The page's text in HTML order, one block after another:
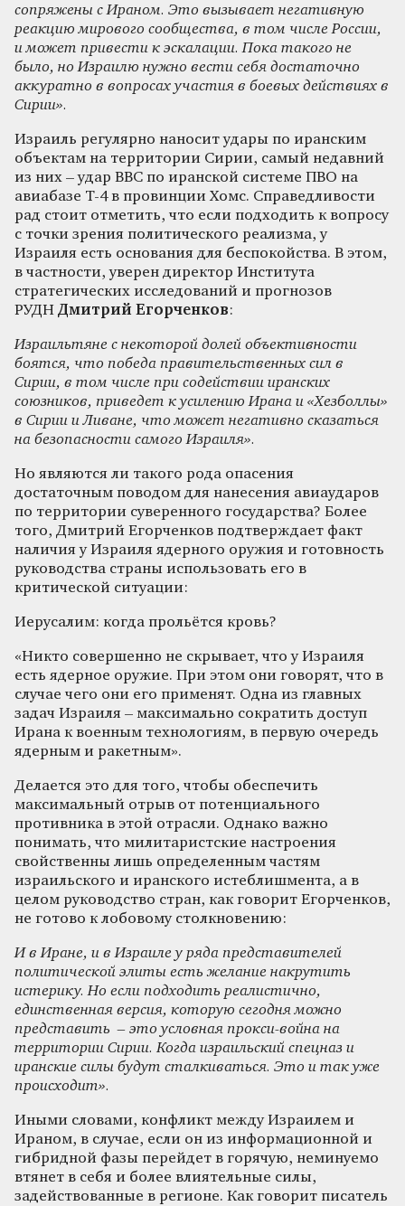
сопряжены с Ираном. Это вызывает негативную
реакцию мирового сообщества, в том числе России,
и может привести к эскалации. Пока такого не
было, но Израилю нужно вести себя достаточно
аккуратно в вопросах участия в боевых действиях в
Сирии».
Израиль регулярно наносит удары по иранским
объектам на территории Сирии, самый недавний
из них – удар ВВС по иранской системе ПВО на
авиабазе Т-4 в провинции Хомс. Справедливости
рад стоит отметить, что если подходить к вопросу
с точки зрения политического реализма, у
Израиля есть основания для беспокойства. В этом,
в частности, уверен директор Института
стратегических исследований и прогнозов
РУДН Дмитрий Егорченков:
Израильтяне с некоторой долей объективности
боятся, что победа правительственных сил в
Сирии, в том числе при содействии иранских
союзников, приведет к усилению Ирана и «Хезболлы»
в Сирии и Ливане, что может негативно сказаться
на безопасности самого Израиля».
Но являются ли такого рода опасения
достаточным поводом для нанесения авиаударов
по территории суверенного государства? Более
того, Дмитрий Егорченков подтверждает факт
наличия у Израиля ядерного оружия и готовность
руководства страны использовать его в
критической ситуации:
Иерусалим: когда прольётся кровь?
«Никто совершенно не скрывает, что у Израиля
есть ядерное оружие. При этом они говорят, что в
случае чего они его применят. Одна из главных
задач Израиля – максимально сократить доступ
Ирана к военным технологиям, в первую очередь
ядерным и ракетным».
Делается это для того, чтобы обеспечить
максимальный отрыв от потенциального
противника в этой отрасли. Однако важно
понимать, что милитаристские настроения
свойственны лишь определенным частям
израильского и иранского истеблишмента, а в
целом руководство стран, как говорит Егорченков,
не готово к лобовому столкновению:
И в Иране, и в Израиле у ряда представителей
политической элиты есть желание накрутить
истерику. Но если подходить реалистично,
единственная версия, которую сегодня можно
представить – это условная прокси-война на
территории Сирии. Когда израильский спецназ и
иранские силы будут сталкиваться. Это и так уже
происходит».
Иными словами, конфликт между Израилем и
Ираном, в случае, если он из информационной и
гибридной фазы перейдет в горячую, неминуемо
втянет в себя и более влиятельные силы,
задействованные в регионе. Как говорит писатель